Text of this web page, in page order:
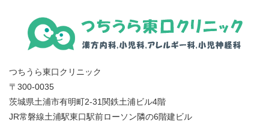
つちうら東口クリニック
〒300-0035
茨城県土浦市有明町2-31関鉄土浦ビル4階
JR常磐線土浦駅東口駅前ローソン隣の6階建ビル